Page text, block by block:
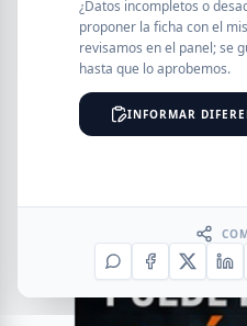
¿Datos incompletos o
proponer la ficha con el
revisamos en el panel; se
hasta que lo aprobemos.
INFORMAR